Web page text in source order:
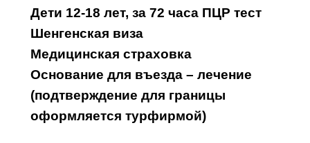
Дети 12-18 лет, за 72 часа ПЦР тест
Шенгенская виза
Медицинская страховка
Основание для въезда – лечение
(подтверждение для границы
оформляется турфирмой)